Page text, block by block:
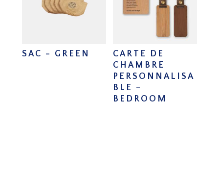
SAC – GREEN
CARTE DE
CHAMBRE
PERSONNALISA
BLE –
BEDROOM